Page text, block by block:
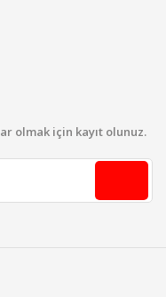
olmak için kayıt olunuz.